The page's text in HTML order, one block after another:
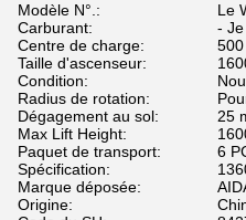
Modèle N°.:
Le
Carburant:
- Je
Centre de charge:
Taille d'ascenseur:
Condition:
Radius de rotation:
Dégagement au sol:
25
Max Lift Height:
Paquet de transport:
6
Spécification:
Marque déposée:
Origine: